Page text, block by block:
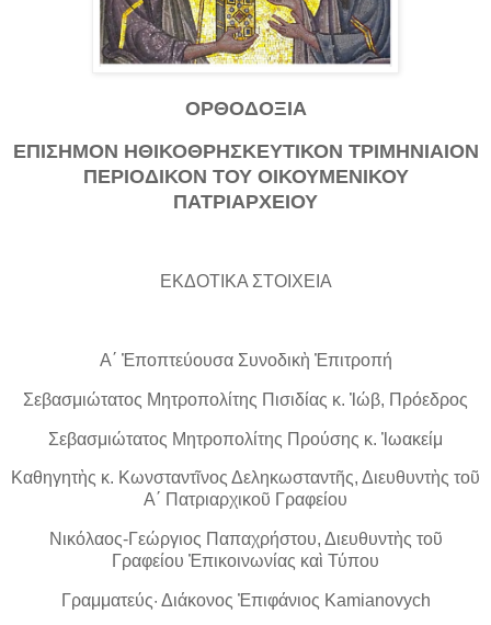
ΟΡΘΟΔΟΞΙΑ
ΕΠΙΣΗΜΟΝ ΗΘΙΚΟΘΡΗΣΚΕΥΤΙΚΟΝ ΤΡΙΜΗΝΙΑΙΟΝ
ΠΕΡΙΟΔΙΚΟΝ ΤΟΥ ΟΙΚΟΥΜΕΝΙΚΟΥ
ΠΑΤΡΙΑΡΧΕΙΟΥ
ΕΚΔΟΤΙΚΑ ΣΤΟΙΧΕΙΑ
Α΄ Ἐποπτεύουσα Συνοδικὴ Ἐπιτροπή
Σεβασμιώτατος Μητροπολίτης Πισιδίας κ. Ἰώβ, Πρόεδρος
Σεβασμιώτατος Μητροπολίτης Προύσης κ. Ἰωακείμ
Καθηγητὴς κ. Κωνσταντῖνος Δεληκωσταντῆς, Διευθυντὴς τοῦ
Α΄ Πατριαρχικοῦ Γραφείου
Νικόλαος-Γεώργιος Παπαχρήστου, Διευθυντὴς τοῦ
Γραφείου Ἐπικοινωνίας καὶ Τύπου
Γραμματεύς· Διάκονος Ἐπιφάνιος Kamianovych